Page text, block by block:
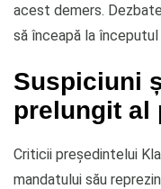
acest demers.
să înceapă la începutul
Suspiciuni
prelungit al
Criticii președintelui
mandatului său